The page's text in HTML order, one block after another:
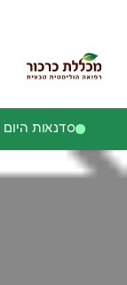
סדנאות היום